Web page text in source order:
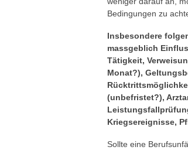
Bedingungen zu
Insbesondere
massgeblich
Tätigkeit,
Monat?),
(unbefristet?),
Kriegsereignisse,
Sollte eine